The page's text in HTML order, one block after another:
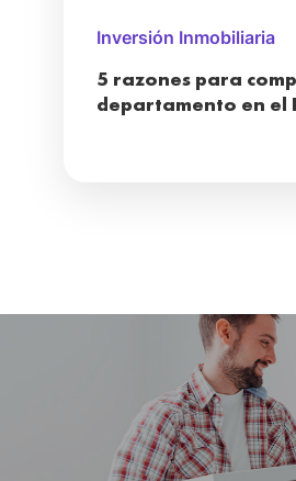
Inversión Inmobiliaria
5 razones para
departamento en el